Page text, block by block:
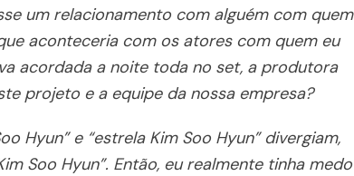
um relacionamento com alguém com quem
aconteceria com os atores com quem eu
acordada a noite toda no set, a produtora
projeto e a equipe da nossa empresa?
Hyun” e “estrela Kim Soo Hyun” divergiam,
Soo Hyun”. Então, eu realmente tinha medo